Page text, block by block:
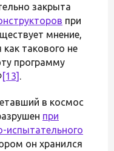
закрыта
при
мнение,
такового не
программу
[13] .
в космос
при
он хранился